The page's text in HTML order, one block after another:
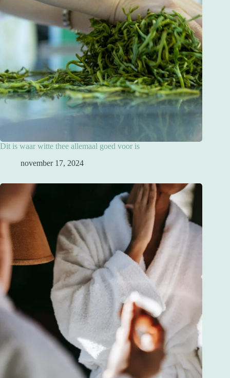
Dit is waar witte thee allemaal goed voor is
november 17, 2024